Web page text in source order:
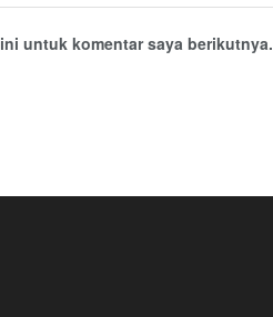
untuk komentar saya berikutnya.